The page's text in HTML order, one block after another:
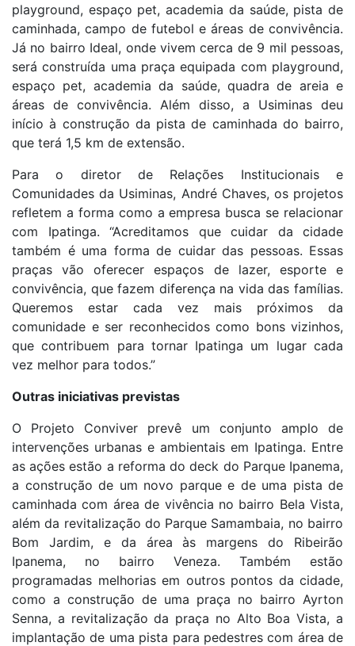
playground, espaço pet, academia da saúde, pista de
caminhada, campo de futebol e áreas de convivência.
Já no bairro Ideal, onde vivem cerca de 9 mil pessoas,
será construída uma praça equipada com playground,
espaço pet, academia da saúde, quadra de areia e
áreas de convivência. Além disso, a Usiminas deu
início à construção da pista de caminhada do bairro,
que terá 1,5 km de extensão.
Para o diretor de Relações Institucionais e
Comunidades da Usiminas, André Chaves, os projetos
refletem a forma como a empresa busca se relacionar
com Ipatinga. “Acreditamos que cuidar da cidade
também é uma forma de cuidar das pessoas. Essas
praças vão oferecer espaços de lazer, esporte e
convivência, que fazem diferença na vida das famílias.
Queremos estar cada vez mais próximos da
comunidade e ser reconhecidos como bons vizinhos,
que contribuem para tornar Ipatinga um lugar cada
vez melhor para todos.”
Outras iniciativas previstas
O Projeto Conviver prevê um conjunto amplo de
intervenções urbanas e ambientais em Ipatinga. Entre
as ações estão a reforma do deck do Parque Ipanema,
a construção de um novo parque e de uma pista de
caminhada com área de vivência no bairro Bela Vista,
além da revitalização do Parque Samambaia, no bairro
Bom Jardim, e da área às margens do Ribeirão
Ipanema, no bairro Veneza. Também estão
programadas melhorias em outros pontos da cidade,
como a construção de uma praça no bairro Ayrton
Senna, a revitalização da praça no Alto Boa Vista, a
implantação de uma pista para pedestres com área de